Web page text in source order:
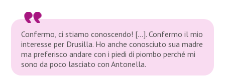
Confermo, ci stiamo conoscendo! […]. Confermo il mio
interesse per Drusilla. Ho anche conosciuto sua madre
ma preferisco andare con i piedi di piombo perché mi
sono da poco lasciato con Antonella.